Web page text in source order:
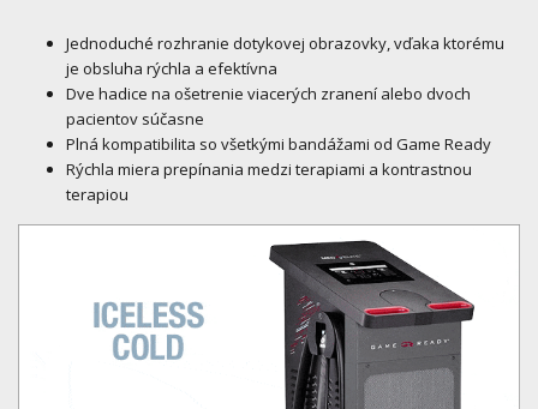
Jednoduché rozhranie dotykovej obrazovky, vďaka ktorému
je obsluha rýchla a efektívna
Dve hadice na ošetrenie viacerých zranení alebo dvoch
pacientov súčasne
Plná kompatibilita so všetkými bandážami od Game Ready
Rýchla miera prepínania medzi terapiami a kontrastnou
terapiou